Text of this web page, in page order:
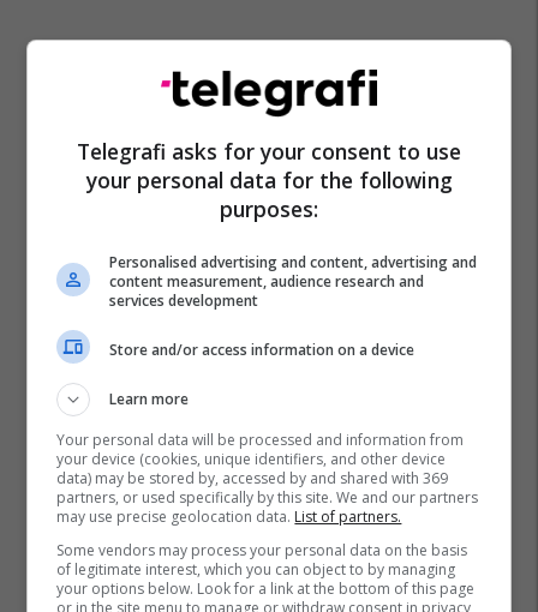
Telegrafi asks for your consent to use
your personal data for the following
purposes:
Personalised advertising and content, advertising and
content measurement, audience research and
services development
Store and/or access information on a device
Learn more
Your personal data will be processed and information from
your device (cookies, unique identifiers, and other device
data) may be stored by, accessed by and shared with 369
partners, or used specifically by this site. We and our partners
may use precise geolocation data. List of partners.
Some vendors may process your personal data on the basis
of legitimate interest, which you can object to by managing
your options below. Look for a link at the bottom of this page
or in the site menu to manage or withdraw consent in privacy